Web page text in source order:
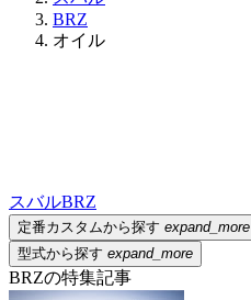
BRZ
オイル
スバルBRZ
定番カスタムから探す expand_more
型式から探す expand_more
BRZの特集記事